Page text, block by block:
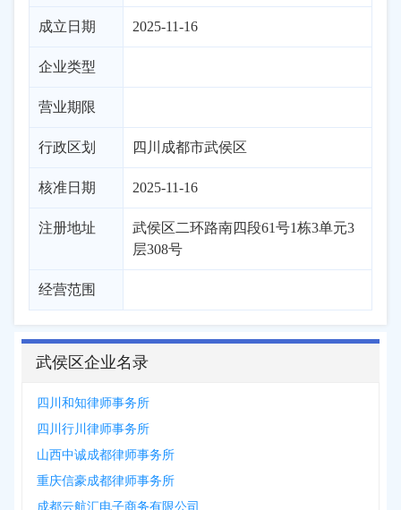
成立日期 2025-11-16
企业类型
营业期限
行政区划 四川 成都市武侯区
核准日期 2025-11-16
注册地址
武侯区二环路南四段61号1栋3单元3
层308号
经营范围
武侯区企业名录
四川和知律师事务所
四川行川律师事务所
山西中诚成都律师事务所
重庆信豪成都律师事务所
成都云航汇电子商务有限公司